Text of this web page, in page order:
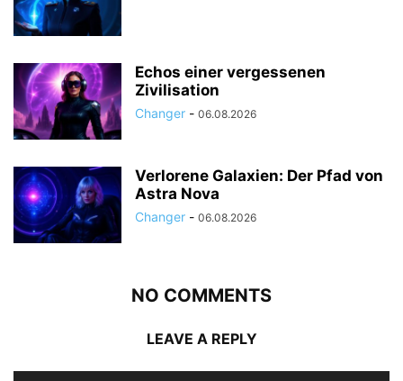
Echos einer vergessenen
Zivilisation
Changer - 06.08.2026
Verlorene Galaxien: Der Pfad von
Astra Nova
Changer - 06.08.2026
NO COMMENTS
LEAVE A REPLY